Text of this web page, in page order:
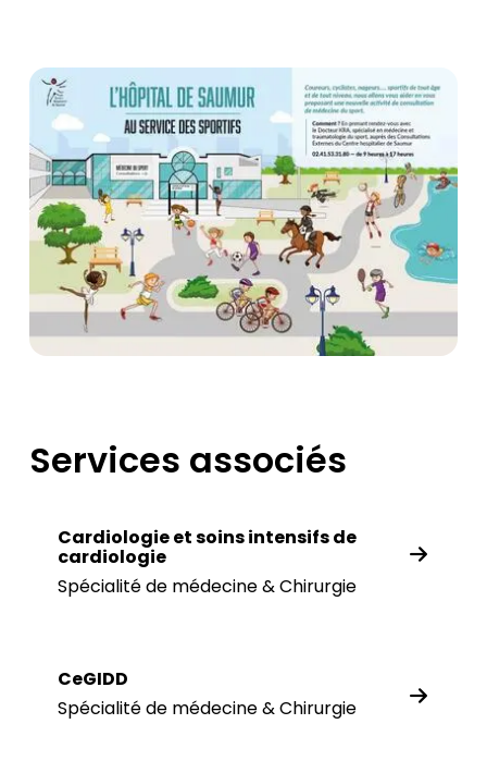
Services associés
Cardiologie et soins intensifs de
cardiologie
Spécialité de médecine & Chirurgie
CeGIDD
Spécialité de médecine & Chirurgie